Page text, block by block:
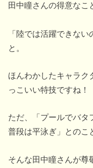
田中瞳さんの得意なこ
「陸では活躍できな
と。
ほんわかしたキャラク
っこいい特技ですね！
ただ、「プールでバタ
普段は平泳ぎ」とのこ
そんな田中瞳さんが尊